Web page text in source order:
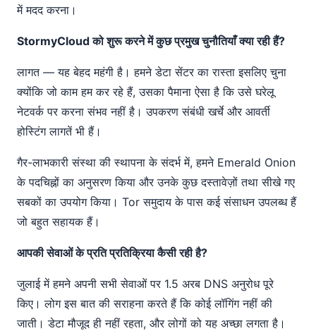
में मदद करना।
StormyCloud को शुरू करने में कुछ प्रमुख चुनौतियाँ क्या रही हैं?
लागत — यह बेहद महंगी है। हमने डेटा सेंटर का रास्ता इसलिए चुना
क्योंकि जो काम हम कर रहे हैं, उसका पैमाना ऐसा है कि उसे घरेलू
नेटवर्क पर करना संभव नहीं है। उपकरण संबंधी खर्चे और आवर्ती
होस्टिंग लागतें भी हैं।
गैर-लाभकारी संस्था की स्थापना के संदर्भ में, हमने Emerald Onion
के पदचिह्नों का अनुसरण किया और उनके कुछ दस्तावेज़ों तथा सीखे गए
सबकों का उपयोग किया। Tor समुदाय के पास कई संसाधन उपलब्ध हैं
जो बहुत सहायक हैं।
आपकी सेवाओं के प्रति प्रतिक्रिया कैसी रही है?
जुलाई में हमने अपनी सभी सेवाओं पर 1.5 अरब DNS अनुरोध पूरे
किए। लोग इस बात की सराहना करते हैं कि कोई लॉगिंग नहीं की
जाती। डेटा मौजूद ही नहीं रहता, और लोगों को यह अच्छा लगता है।